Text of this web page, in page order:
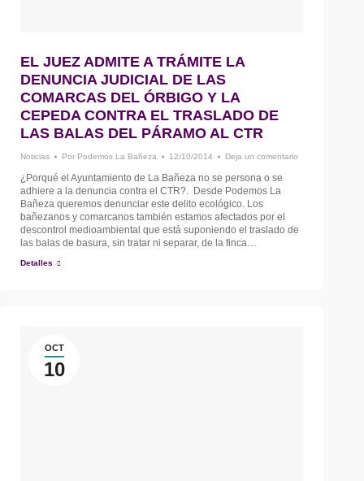
EL JUEZ ADMITE A TRÁMITE LA
DENUNCIA JUDICIAL DE LAS
COMARCAS DEL ÓRBIGO Y LA
CEPEDA CONTRA EL TRASLADO DE
LAS BALAS DEL PÁRAMO AL CTR
Noticias Por Podemos La Bañeza 12/10/2014 Deja un comentario
¿Porqué el Ayuntamiento de La Bañeza no se persona o se
adhiere a la denuncia contra el CTR?. Desde Podemos La
Bañeza queremos denunciar este delito ecológico. Los
bañezanos y comarcanos también estamos afectados por el
descontrol medioambiental que está suponiendo el traslado de
las balas de basura, sin tratar ni separar, de la finca…
Detalles
OCT
10